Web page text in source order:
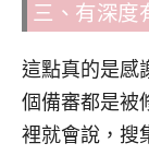
三、有深度
這點真的是感
個備審都是被
裡就會說，搜